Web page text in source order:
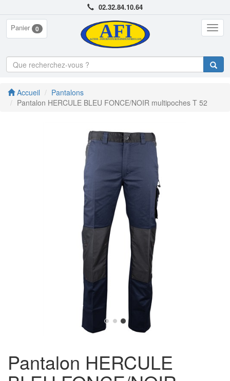
02.32.84.10.64
Panier 0
Accueil
Pantalons
Pantalon HERCULE BLEU FONCE/NOIR multipoches T 52
Pantalon HERCULE